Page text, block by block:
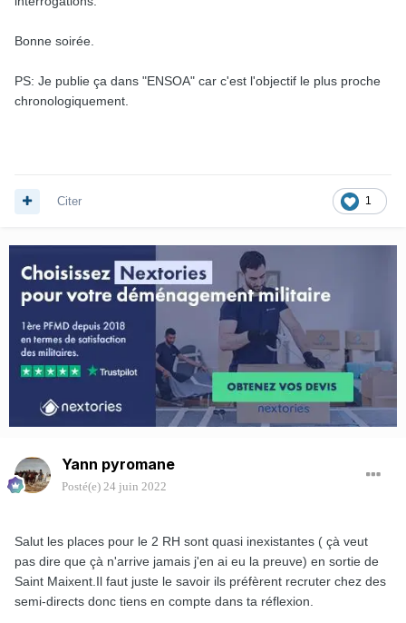
Bonne soirée.
PS: Je publie ça dans "ENSOA" car c'est l'objectif le plus proche
chronologiquement.
1
Citer
Yann pyromane
Posté(e) 24 juin 2022
Salut les places pour le 2 RH sont quasi inexistantes ( çà veut
pas dire que çà n'arrive jamais j'en ai eu la preuve) en sortie de
Saint Maixent.Il faut juste le savoir ils préfèrent recruter chez des
semi-directs donc tiens en compte dans ta réflexion.